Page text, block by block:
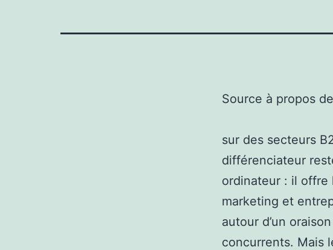
Source à propos de
sur des secteurs
différenciateur
ordinateur : il offre
marketing et
autour d’un
concurrents. Mais